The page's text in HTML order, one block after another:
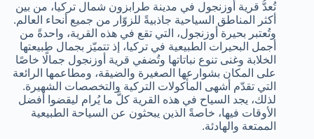
تُعدُّ قرية أوزنجول في مدينة طرابزون شمال تركيا، من بين
أكثر المناطق السياحية جاذبيةً للزوّار من جميع أنحاء العالم.
وتُعتبر بحيرة أوزنجول، التي تقع في هذه القرية، واحدةً من
أجمل البحيرات الطبيعية في تركيا، إذ تتميّز بجمال طبيعتها
الخلابة وغنى تنوع نباتاتها وتُضفي قرية أوزنجول جمالًا خاصًا
على المكان بشوارعها الصغيرة والضيقة، ومطاعمها الرائعة
التي تقدّم أشهى المأكولات التركية والتخصصات الشهيرة.
لذلك، يجد السياح في هذه القرية كلَّ ما يُرام ليقضوا أفضل
الأوقات فيها، خاصةً الذين يبحثون عن السياحة الطبيعية
الممتعة والهادئة.